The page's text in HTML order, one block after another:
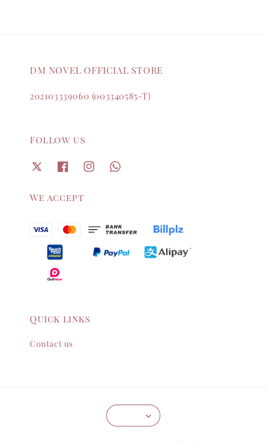
DM NOVEL OFFICIAL STORE
202103339060 (003340585-T)
Follow us
We accept
Quick links
Contact us